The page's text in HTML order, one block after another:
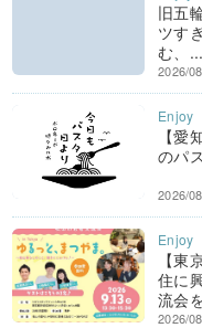
旧五
ツす
む、...
2026/
【愛
のパ
2026/
【東
住に
流会
2026/